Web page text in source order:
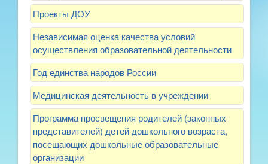
Проекты ДОУ
Независимая оценка качества условий
осуществления образовательной деятельности
Год единства народов России
Медицинская деятельность в учреждении
Программа просвещения родителей (законных
представителей) детей дошкольного возраста,
посещающих дошкольные образовательные
организации